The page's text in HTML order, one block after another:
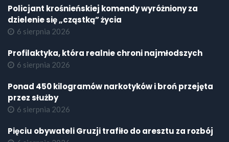
Policjant krośnieńskiej komendy wyróżniony za
dzielenie się „cząstką” życia
6 sierpnia 2026
Profilaktyka, która realnie chroni najmłodszych
6 sierpnia 2026
Ponad 450 kilogramów narkotyków i broń przejęta
przez służby
6 sierpnia 2026
Pięciu obywateli Gruzji trafiło do aresztu za rozbój